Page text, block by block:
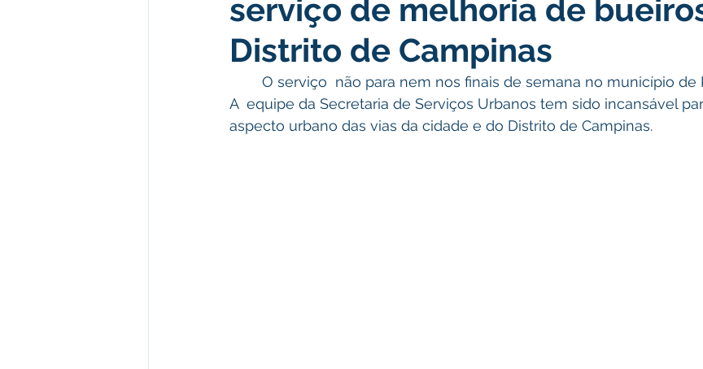
Defesa Civil Emenda Parlamentar Licitações Esporte Meio Ambiente
serviço de melhoria de
Distrito de Campinas
A  equipe da Secretaria de Serviços Urbanos tem sido incansável
aspecto urbano das vias da cidade e do Distrito de Campinas.